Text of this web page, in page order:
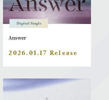
Digital Single
Answer
2026.01.17 Release